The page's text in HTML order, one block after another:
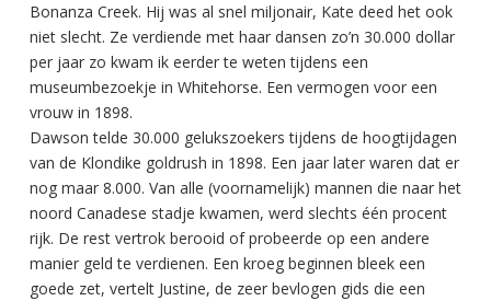
Bonanza Creek. Hij was al snel miljonair, Kate deed het ook
niet slecht. Ze verdiende met haar dansen zo’n 30.000 dollar
per jaar zo kwam ik eerder te weten tijdens een
museumbezoekje in Whitehorse. Een vermogen voor een
vrouw in 1898.
Dawson telde 30.000 gelukszoekers tijdens de hoogtijdagen
van de Klondike goldrush in 1898. Een jaar later waren dat er
nog maar 8.000. Van alle (voornamelijk) mannen die naar het
noord Canadese stadje kwamen, werd slechts één procent
rijk. De rest vertrok berooid of probeerde op een andere
manier geld te verdienen. Een kroeg beginnen bleek een
goede zet, vertelt Justine, de zeer bevlogen gids die een